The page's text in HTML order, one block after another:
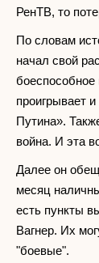
РенТВ, то
По словам
начал свой
проигрывает
Путина».
война. И эта
Далее он
месяц
есть пункты
Вагнер. Их
"боевые".